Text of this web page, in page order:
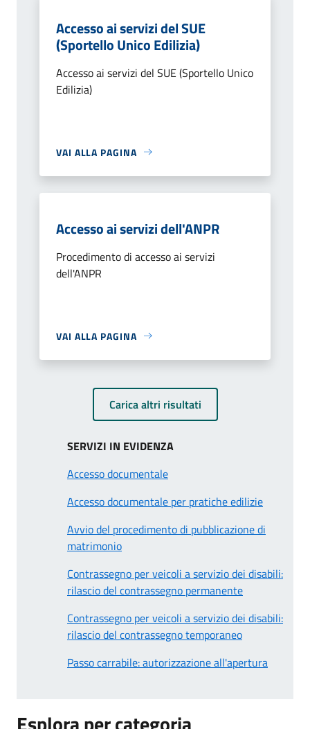
Accesso ai servizi del SUE
(Sportello Unico Edilizia)
Accesso ai servizi del SUE (Sportello Unico
Edilizia)
VAI ALLA PAGINA
Accesso ai servizi dell'ANPR
Procedimento di accesso ai servizi
dell'ANPR
VAI ALLA PAGINA
Carica altri risultati
SERVIZI IN EVIDENZA
Accesso documentale
Accesso documentale per pratiche edilizie
Avvio del procedimento di pubblicazione di
matrimonio
Contrassegno per veicoli a servizio dei disabili:
rilascio del contrassegno permanente
Contrassegno per veicoli a servizio dei disabili:
rilascio del contrassegno temporaneo
Passo carrabile: autorizzazione all'apertura